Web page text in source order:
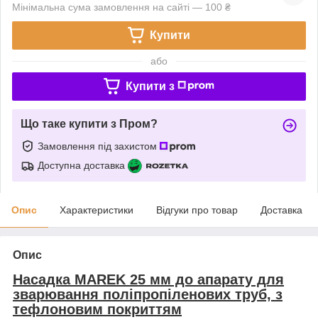
Мінімальна сума замовлення на сайті — 100 ₴
Купити
або
Купити з
Що таке купити з Пром?
Замовлення під захистом
Доступна доставка
Опис Характеристики Відгуки про товар Доставка
Опис
Насадка MAREK 25 мм до апарату для
зварювання поліпропіленових труб, з
тефлоновим покриттям